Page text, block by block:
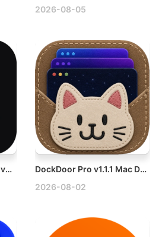
2026-08-05
HitPaw Video Converter v4.6.4.0 Win在线视频下载/视频转换多语言破解版
DockDoor Pro v1.1.1 Mac Dock增强与替代工具破解版
2026-08-02